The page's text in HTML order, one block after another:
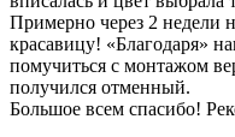
Примерно через 2 недели
красавицу! «Благодаря»
помучиться с монтажом
получился отменный.
Большое всем спасибо!